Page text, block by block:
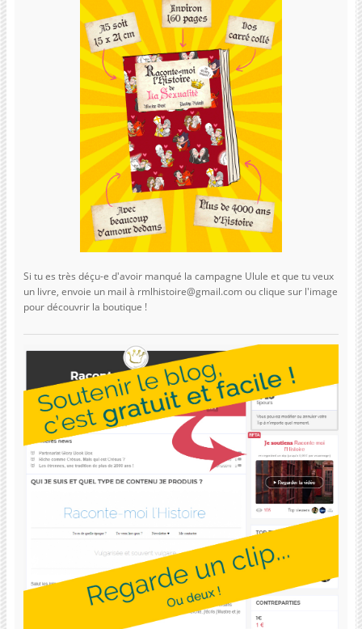
Si tu es très déçu-e d'avoir manqué la campagne Ulule et que tu veux
un livre, envoie un mail à rmlhistoire@gmail.com ou clique sur l'image
pour découvrir la boutique !